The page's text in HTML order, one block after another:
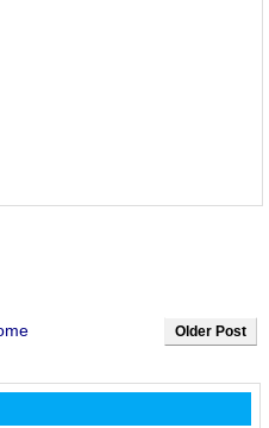
Older Post